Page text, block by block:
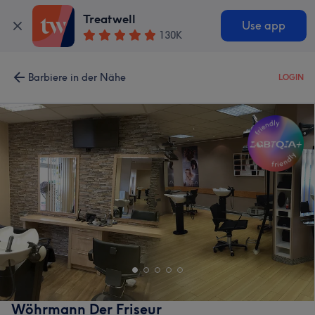
Treatwell
130K
Use app
Barbiere in der Nähe LOGIN
Wöhrmann Der Friseur